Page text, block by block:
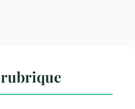
rubrique